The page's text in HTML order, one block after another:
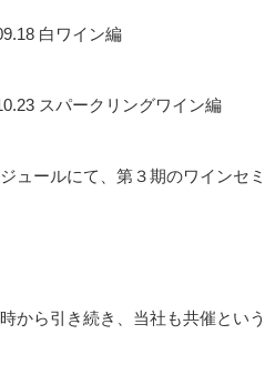
白ワイン編
スパークリングワイン編
ジュールにて、第３期のワインセ
から引き続き、当社も共催とい